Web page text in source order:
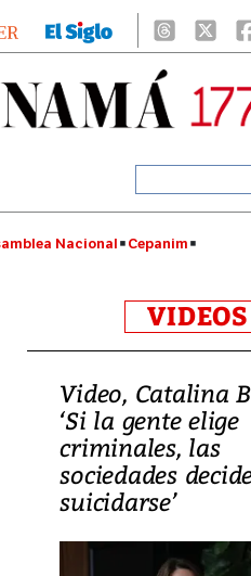
Nacional Cepanim
VIDEOS
Video, Catalina
‘Si la gente elige
criminales, las
sociedades
suicidarse’